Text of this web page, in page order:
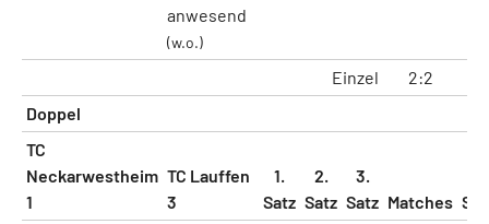
anwesend
(w.o.)
Einzel 2:2
Doppel
TC
Neckarwestheim
1
TC Lauffen
3
1.
Satz
2.
Satz
3.
Satz Matches